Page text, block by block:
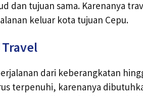
dan tujuan sama. Karenanya
keluar kota tujuan Cepu.
dari keberangkatan
terpenuhi, karenanya